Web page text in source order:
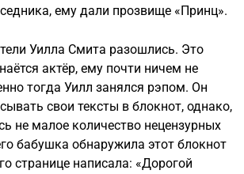
ему дали прозвище «Принц».
Уилла Смита разошлись. Это
актёр, ему почти ничем не
тогда Уилл занялся рэпом. Он
свои тексты в блокнот, однако,
не малое количество нецензурных
бабушка обнаружила этот блокнот
странице написала: «Дорогой